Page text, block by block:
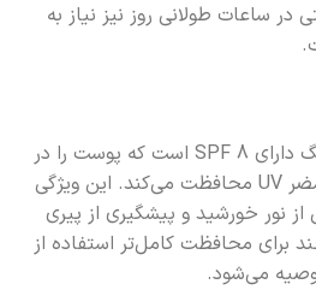
در ساعات طولانی روز نیز نیاز به
کرم پودر مای لانگ لستینگ دارای SPF 8 است که پوست را در
برابر بخشی از اشعه‌های مضر UV محافظت می‌کند. این ویژگی
نور خورشید و پیشگیری از پیری
برای محافظت کامل‌تر استفاده از
می‌شود.